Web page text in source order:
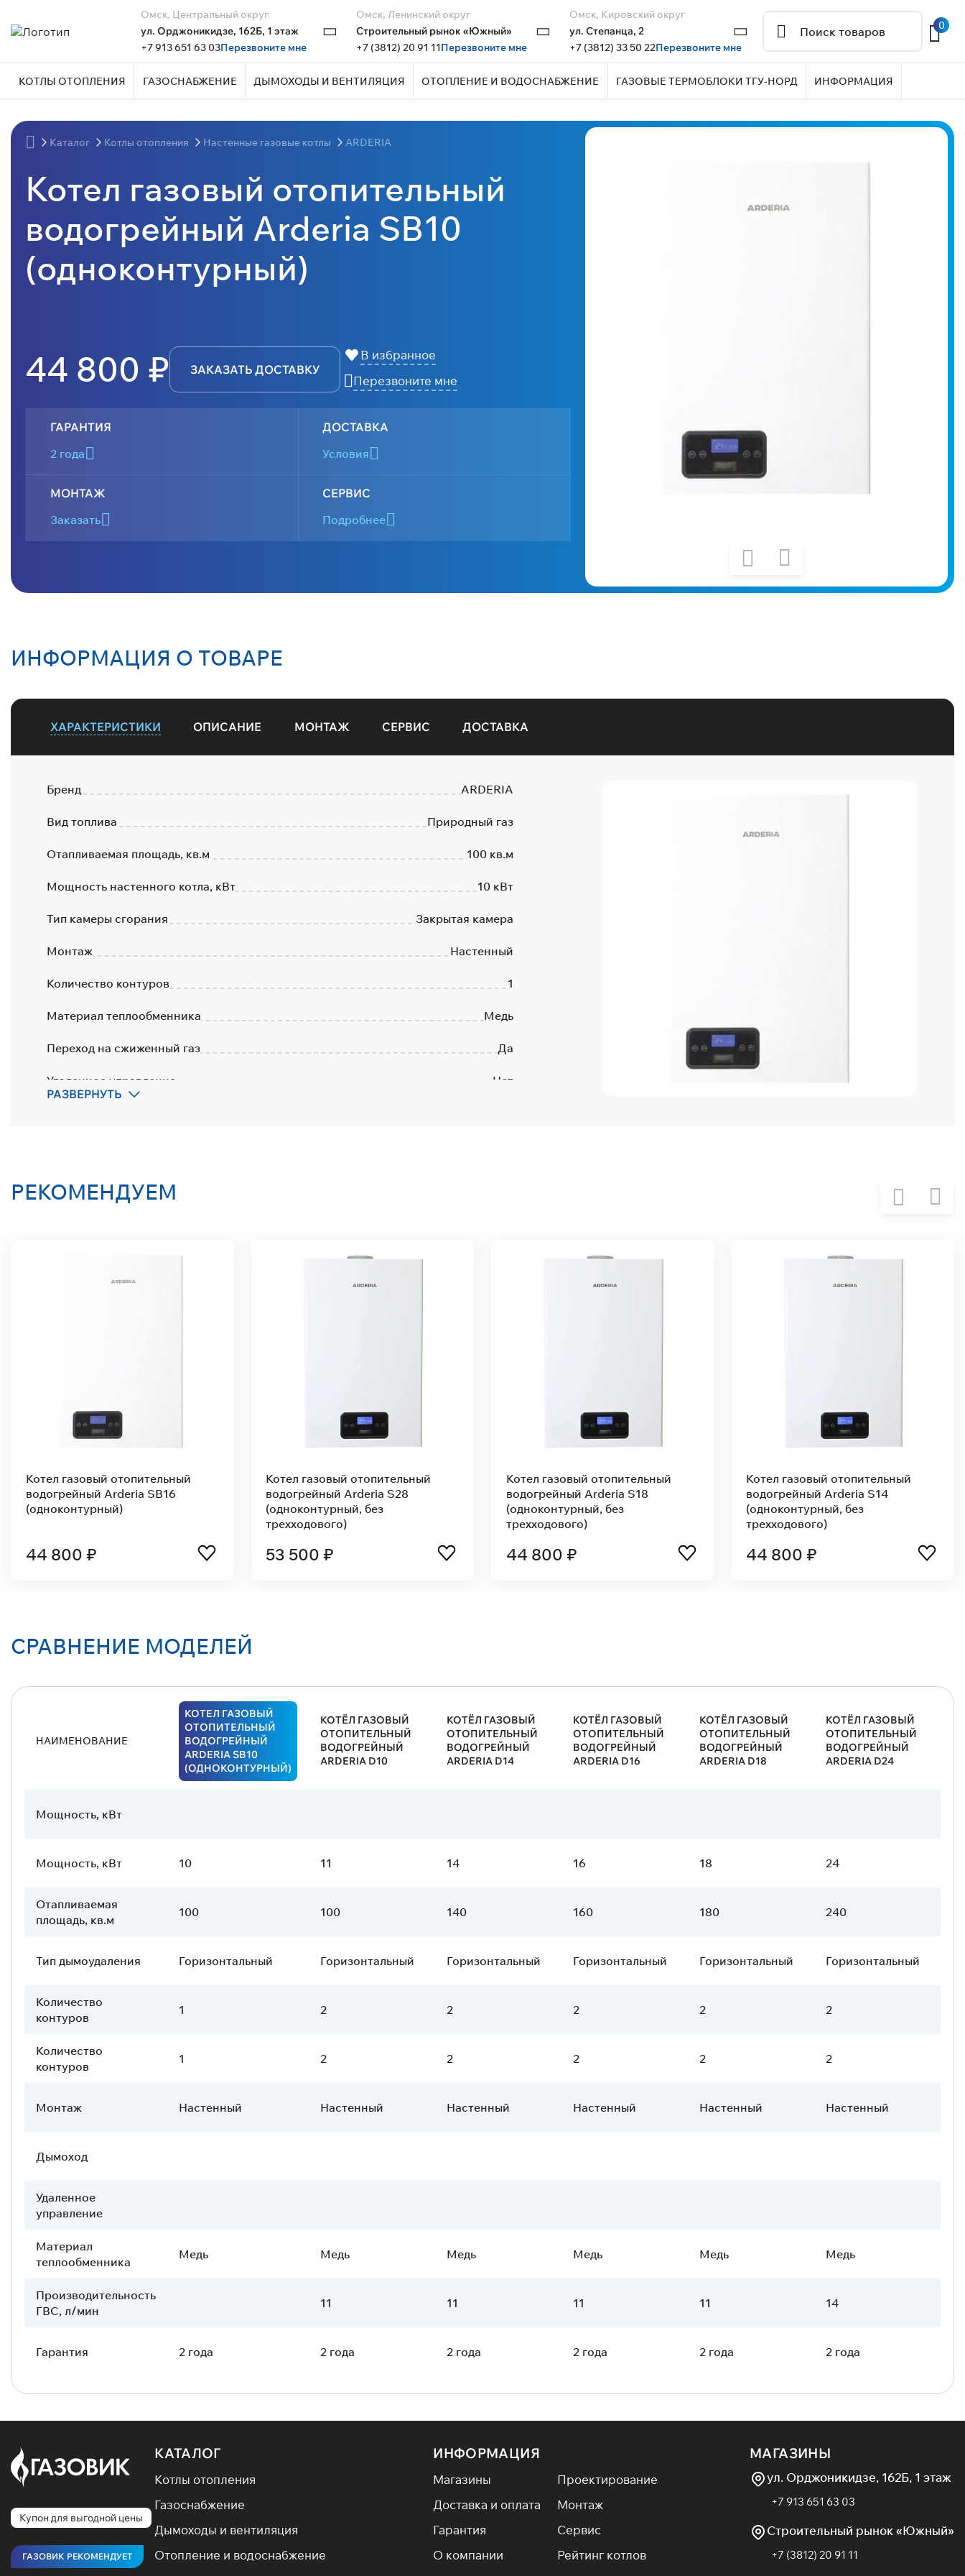
Омск, Центральный округ
ул. Орджоникидзе, 162Б, 1 этаж
+7 913 651 63 03Перезвоните мне
Омск, Ленинский округ
Строительный рынок «Южный»
+7 (3812) 20 91 11Перезвоните мне
Омск, Кировский округ
ул. Степанца, 2
+7 (3812) 33 50 22Перезвоните мне
0
КОТЛЫ ОТОПЛЕНИЯ ГАЗОСНАБЖЕНИЕ ДЫМОХОДЫ И ВЕНТИЛЯЦИЯ ОТОПЛЕНИЕ И ВОДОСНАБЖЕНИЕ ГАЗОВЫЕ ТЕРМОБЛОКИ ТГУ-НОРД ИНФОРМАЦИЯ
Каталог Котлы отопления Настенные газовые котлы ARDERIA
Котел газовый отопительный
водогрейный Arderia SB10
(одноконтурный)
44 800 ₽ ЗАКАЗАТЬ ДОСТАВКУ
В избранное
Перезвоните мне
ГАРАНТИЯ
2 года
ДОСТАВКА
Условия
МОНТАЖ
Заказать
СЕРВИС
Подробнее
ИНФОРМАЦИЯ О ТОВАРЕ
ХАРАКТЕРИСТИКИ ОПИСАНИЕ МОНТАЖ СЕРВИС ДОСТАВКА
Бренд ARDERIA
Вид топлива Природный газ
Отапливаемая площадь, кв.м 100 кв.м
Мощность настенного котла, кВт 10 кВт
Тип камеры сгорания Закрытая камера
Монтаж Настенный
Количество контуров 1
Материал теплообменника Медь
Переход на сжиженный газ Да
Удаленное управление Нет
РАЗВЕРНУТЬ
РЕКОМЕНДУЕМ
Котел газовый отопительный
водогрейный Arderia SB16
(одноконтурный)
44 800 ₽
Котел газовый отопительный
водогрейный Arderia S28
(одноконтурный, без
трехходового)
53 500 ₽
Котел газовый отопительный
водогрейный Arderia S18
(одноконтурный, без
трехходового)
44 800 ₽
Котел газовый отопительный
водогрейный Arderia S14
(одноконтурный, без
трехходового)
44 800 ₽
СРАВНЕНИЕ МОДЕЛЕЙ
НАИМЕНОВАНИЕ
КОТЕЛ ГАЗОВЫЙ
ОТОПИТЕЛЬНЫЙ
ВОДОГРЕЙНЫЙ
ARDERIA SB10
(ОДНОКОНТУРНЫЙ)
КОТЁЛ ГАЗОВЫЙ
ОТОПИТЕЛЬНЫЙ
ВОДОГРЕЙНЫЙ
ARDERIA D10
КОТЁЛ ГАЗОВЫЙ
ОТОПИТЕЛЬНЫЙ
ВОДОГРЕЙНЫЙ
ARDERIA D14
КОТЁЛ ГАЗОВЫЙ
ОТОПИТЕЛЬНЫЙ
ВОДОГРЕЙНЫЙ
ARDERIA D16
КОТЁЛ ГАЗОВЫЙ
ОТОПИТЕЛЬНЫЙ
ВОДОГРЕЙНЫЙ
ARDERIA D18
КОТЁЛ ГАЗОВЫЙ
ОТОПИТЕЛЬНЫЙ
ВОДОГРЕЙНЫЙ
ARDERIA D24
Мощность, кВт
Мощность, кВт 10 11 14 16 18 24
Отапливаемая
площадь, кв.м
100 100 140 160 180 240
Тип дымоудаления Горизонтальный Горизонтальный Горизонтальный Горизонтальный Горизонтальный Горизонтальный
Количество
контуров
1 2 2 2 2 2
Количество
контуров
1 2 2 2 2 2
Монтаж Настенный Настенный Настенный Настенный Настенный Настенный
Дымоход
Удаленное
управление
Материал
теплообменника
Медь Медь Медь Медь Медь Медь
Производительность
ГВС, л/мин
11 11 11 11 14
Гарантия 2 года 2 года 2 года 2 года 2 года 2 года
Купон для выгодной цены
ГАЗОВИК РЕКОМЕНДУЕТ
КАТАЛОГ
Котлы отопления
Газоснабжение
Дымоходы и вентиляция
Отопление и водоснабжение
ИНФОРМАЦИЯ
Магазины
Проектирование
Доставка и оплата
Монтаж
Гарантия
Сервис
О компании
Рейтинг котлов
МАГАЗИНЫ
ул. Орджоникидзе, 162Б, 1 этаж
+7 913 651 63 03
Строительный рынок «Южный»
+7 (3812) 20 91 11